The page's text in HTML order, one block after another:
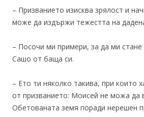
– Призванието изисква зрялост и
може да издържи тежестта на
– Посочи ми примери, за да ми
Сашо от баща си.
– Ето ти няколко такива, при които
от призванието: Моисей не можа да
Обетованата земя поради нерешен